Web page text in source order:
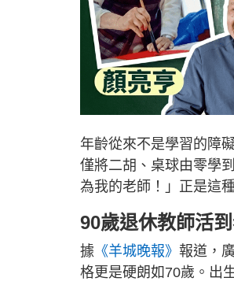
年齡從來不是學習的障
僅將二胡、桌球由零學
為我的老師！」正是這
90歲退休教師活
據 《羊城晚報》 報道，
格更是硬朗如70歲。出